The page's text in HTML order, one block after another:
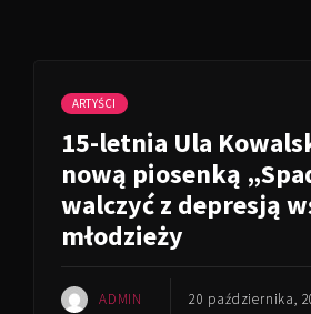
ARTYŚCI
15-letnia Ula
nową piosenką
walczyć z depresją
młodzieży
ADMIN 20 października,